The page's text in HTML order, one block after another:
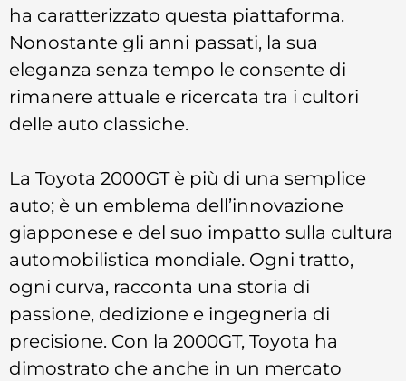
ha caratterizzato questa piattaforma.
Nonostante gli anni passati, la sua
eleganza senza tempo le consente di
rimanere attuale e ricercata tra i cultori
delle auto classiche.
La Toyota 2000GT è più di una semplice
auto; è un emblema dell’innovazione
giapponese e del suo impatto sulla cultura
automobilistica mondiale. Ogni tratto,
ogni curva, racconta una storia di
passione, dedizione e ingegneria di
precisione. Con la 2000GT, Toyota ha
dimostrato che anche in un mercato